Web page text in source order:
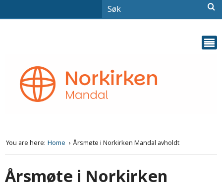
You are here: Home Årsmøte i Norkirken Mandal avholdt
Årsmøte i Norkirken